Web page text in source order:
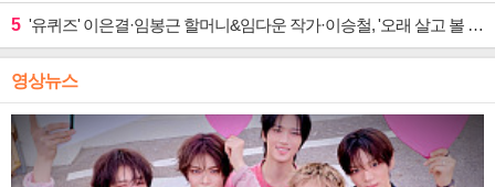
5 '유퀴즈' 이은결·임봉근 할머니&임다운 작가·이승철, '오래 살고 볼 일' 특집 출격
영상뉴스